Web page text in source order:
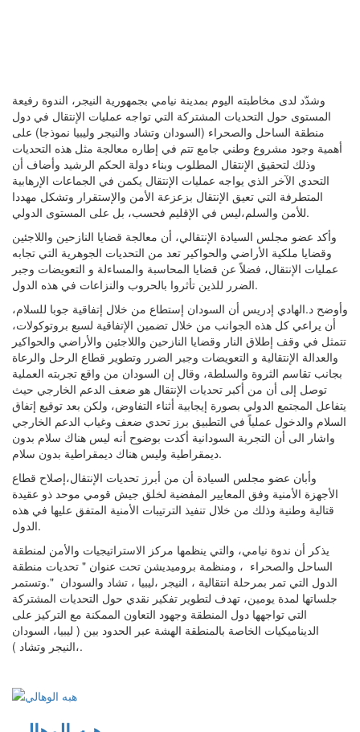
وشدّد لدى مخاطبته اليوم بمدينة نيامي بجمهورية النيجر، الندوة رفيعة
المستوى حول التحديات المشتركة التي تواجه عمليات الإنتقال في دول
منطقة الساحل والصحراء (السودان وتشاد والنيجر وليبيا نموذجا) على
أهمية وجود مشروع وطني جامع تتم في إطاره معالجة مثل هذه التحديات
وذلك لتحقيق الإنتقال المطلوب وبناء دولة الحكم الرشيد وأضاف أن
التحدي الآخر الذي يواجه عمليات الإنتقال يكمن في الجماعات الإرهابية
المتطرفة التي تعيق الإنتقال بزعزعة الأمن والإستقرار وتشكل مهددا
للأمن والسلم،ليس في الإقليم فحسب، بل على المستوى الدولي.
وأكد عضو مجلس السيادة الإنتقالي، أن معالجة قضايا النازحين واللاجئين
وقضايا ملكية الأراضي والحواكير تعد من التحديات الجوهرية التي تجابه
عمليات الإنتقال، فضلاً عن قضايا المحاسبة والمساءلة و التعويضات وجبر
الضرر للذين تأثروا بالحروب والنزاعات في هذه الدول.
وأوضح د.الهادي إدريس أن السودان إستطاع من خلال إتفاقية جوبا للسلام،
أن يراعي كل هذه الجوانب من خلال تضمين الإتفاقية لسبع بروتوكولات،
تتمثل في وقف إطلاق النار وقضايا النازحين واللاجئين والأراضي والحواكير
والعدالة الإنتقالية و التعويضات وجبر الضرر وتطوير قطاع الرحل والرعاة
بجانب تقاسم الثروة والسلطة، وقال إن السودان من واقع تجربته العملية
توصل إلى أن من أكبر تحديات الإنتقال هو ضعف الدعم الخارجي حيث
يتفاعل المجتمع الدولي بصورة إيجابية أثناء التفاوض، ولكن بعد توقيع إتفاق
السلام والدخول عملياً في التطبيق برز تحدي ضعف وغياب الدعم الخارجي
واشار الى أن التجربة السودانية أكدت بوضوح أنه ليس هناك سلام بدون
ديمقراطية وليس هناك ديمقراطية بدون سلام.
وأبان عضو مجلس السيادة أن من أبرز تحديات الإنتقال،إصلاح قطاع
الأجهزة الأمنية وفق المعايير المفضية لخلق جيش قومي موحد ذو عقيدة
قتالية وطنية وذلك من خلال تنفيذ الترتيبات الأمنية المتفق عليها في هذه
الدول.
يذكر أن ندوة نيامي، والتي ينظمها مركز الاستراتيجيات والأمن لمنطقة
الساحل والصحراء ، ومنظمة بروميديشن تحت عنوان " تحديات منطقة
الدول التي تمر بمرحلة انتقالية ، النيجر ،ليبيا ، تشاد والسودان ".وتستمر
جلساتها لمدة يومين، تهدف لتطوير تفكير نقدي حول التحديات المشتركة
التي تواجهها دول المنطقة وجهود التعاون الممكنة مع التركيز على
الديناميكيات الخاصة بالمنطقة الهشة عبر الحدود بين ( ليبيا، السودان
،النيجر وتشاد ).